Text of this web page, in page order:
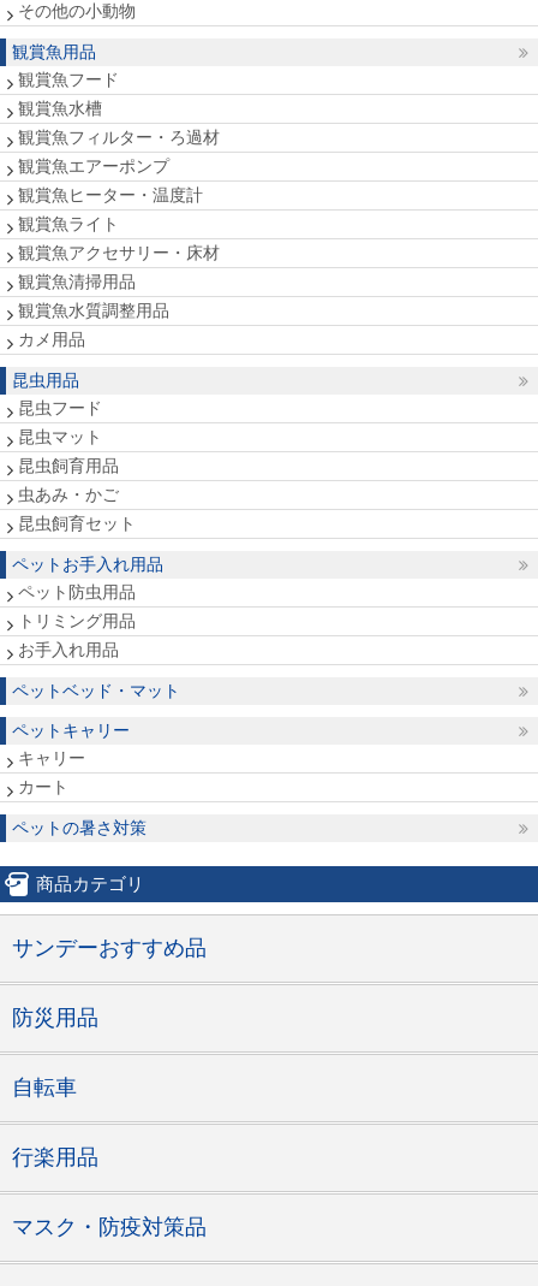
その他の小動物
観賞魚用品
観賞魚フード
観賞魚水槽
観賞魚フィルター・ろ過材
観賞魚エアーポンプ
観賞魚ヒーター・温度計
観賞魚ライト
観賞魚アクセサリー・床材
観賞魚清掃用品
観賞魚水質調整用品
カメ用品
昆虫用品
昆虫フード
昆虫マット
昆虫飼育用品
虫あみ・かご
昆虫飼育セット
ペットお手入れ用品
ペット防虫用品
トリミング用品
お手入れ用品
ペットベッド・マット
ペットキャリー
キャリー
カート
ペットの暑さ対策
商品カテゴリ
サンデーおすすめ品
防災用品
自転車
行楽用品
マスク・防疫対策品